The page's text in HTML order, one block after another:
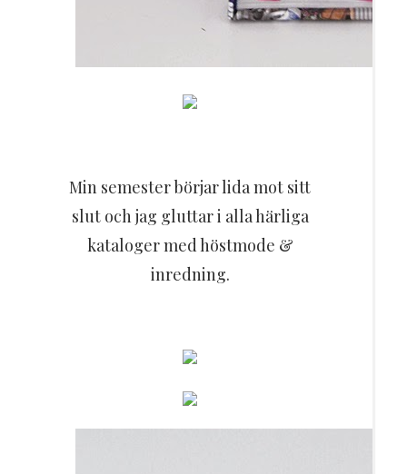
Min semester börjar lida mot sitt
slut och jag gluttar i alla härliga
kataloger med höstmode &
inredning.